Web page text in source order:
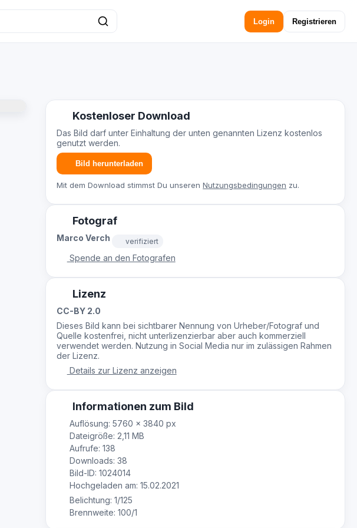
Login Registrieren
Kostenloser Download
Das Bild darf unter Einhaltung der unten genannten Lizenz kostenlos
genutzt werden.
Bild herunterladen
Mit dem Download stimmst Du unserenNutzungsbedingungen zu.
Fotograf
Marco Verch verifiziert
Spende an den Fotografen
Lizenz
CC-BY 2.0
Dieses Bild kann bei sichtbarer Nennung von Urheber/Fotograf und
Quelle kostenfrei, nicht unterlizenzierbar aber auch kommerziell
verwendet werden. Nutzung in Social Media nur im zulässigen Rahmen
der Lizenz.
Details zur Lizenz anzeigen
Informationen zum Bild
Auflösung: 5760 × 3840 px
Dateigröße: 2,11 MB
Aufrufe: 138
Downloads: 38
Bild-ID: 1024014
Hochgeladen am: 15.02.2021
Belichtung: 1/125
Brennweite: 100/1